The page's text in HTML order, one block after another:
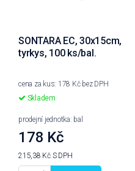
SONTARA EC, 30x15cm,
tyrkys, 100 ks/bal.
cena za kus: 178 Kč bez DPH
Skladem
prodejní jednotka: bal
178 Kč
215,38 Kč S DPH